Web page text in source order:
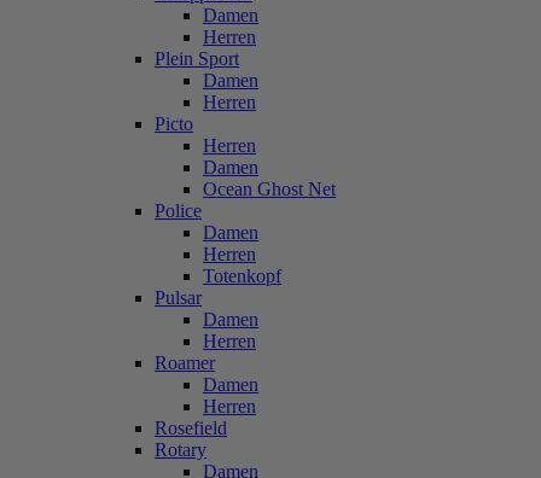
Damen
Herren
Plein Sport
Damen
Herren
Picto
Herren
Damen
Ocean Ghost Net
Police
Damen
Herren
Totenkopf
Pulsar
Damen
Herren
Roamer
Damen
Herren
Rosefield
Rotary
Damen